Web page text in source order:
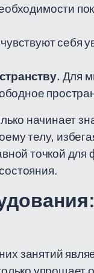
себя
Для
начинает
телу,
точкой
занятий